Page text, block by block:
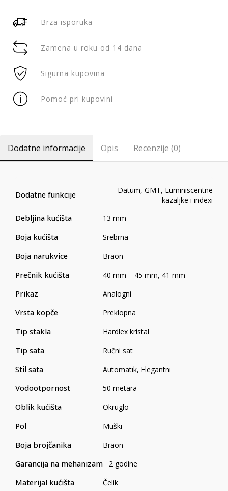
Brza isporuka
Zamena u roku od 14 dana
Sigurna kupovina
Pomoć pri kupovini
Dodatne informacije Opis Recenzije (0)
Dodatne funkcije Datum, GMT, Luminiscentne
kazaljke i indexi
Debljina kućišta 13 mm
Boja kućišta Srebrna
Boja narukvice Braon
Prečnik kućišta 40 mm – 45 mm, 41 mm
Prikaz Analogni
Vrsta kopče Preklopna
Tip stakla Hardlex kristal
Tip sata Ručni sat
Stil sata Automatik, Elegantni
Vodootpornost 50 metara
Oblik kućišta Okruglo
Pol Muški
Boja brojčanika Braon
Garancija na mehanizam 2 godine
Materijal kućišta Čelik